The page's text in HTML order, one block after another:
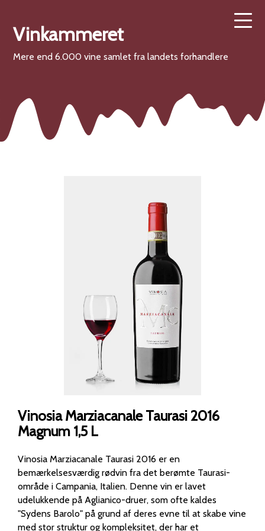
Vinkammeret
Mere end 6.000 vine samlet fra landets forhandlere
Vinosia Marziacanale Taurasi 2016
Magnum 1,5 L
Vinosia Marziacanale Taurasi 2016 er en
bemærkelsesværdig rødvin fra det berømte Taurasi-
område i Campania, Italien. Denne vin er lavet
udelukkende på Aglianico-druer, som ofte kaldes
"Sydens Barolo" på grund af deres evne til at skabe vine
med stor struktur og kompleksitet, der har et